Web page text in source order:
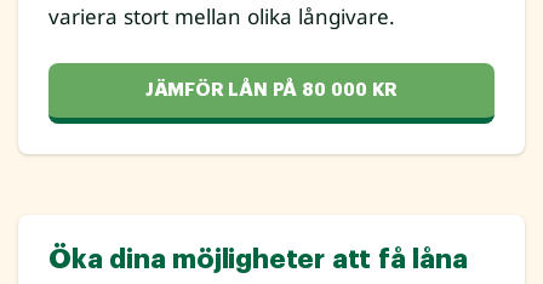
variera stort mellan olika långivare.
JÄMFÖR LÅN PÅ 80 000 KR
Öka dina möjligheter att få låna